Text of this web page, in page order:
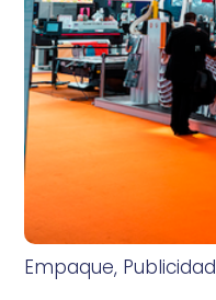
Empaque, Publicidad